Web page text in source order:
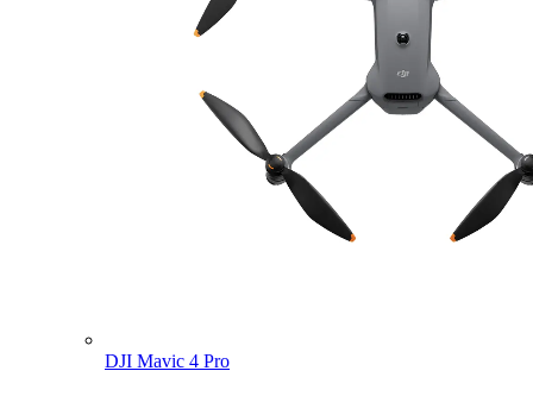
DJI Mavic 4 Pro